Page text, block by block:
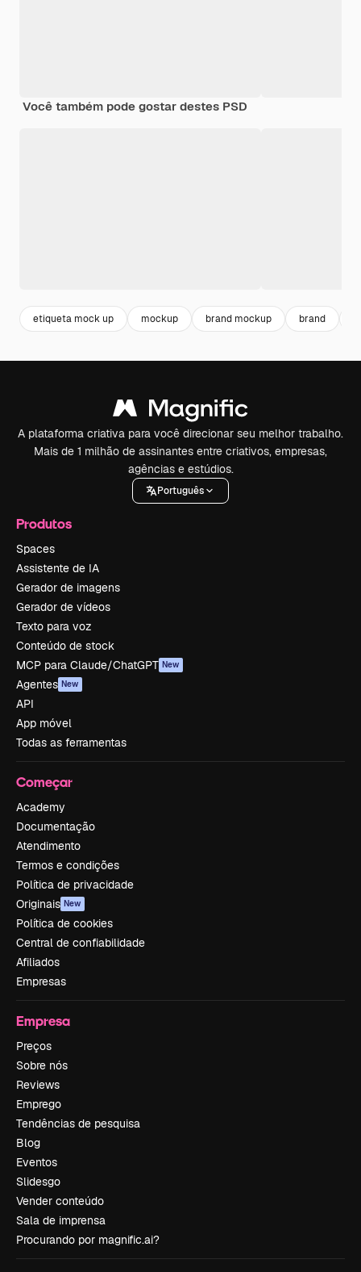
Você também pode gostar destes PSD
etiqueta mock up mockup brand mockup brand
A plataforma criativa para você direcionar seu melhor trabalho.
Mais de 1 milhão de assinantes entre criativos, empresas,
agências e estúdios.
Português
Produtos
Spaces
Assistente de IA
Gerador de imagens
Gerador de vídeos
Texto para voz
Conteúdo de stock
MCP para Claude/ChatGPT New
Agentes New
API
App móvel
Todas as ferramentas
Começar
Academy
Documentação
Atendimento
Termos e condições
Política de privacidade
Originais New
Política de cookies
Central de confiabilidade
Afiliados
Empresas
Empresa
Preços
Sobre nós
Reviews
Emprego
Tendências de pesquisa
Blog
Eventos
Slidesgo
Vender conteúdo
Sala de imprensa
Procurando por magnific.ai?